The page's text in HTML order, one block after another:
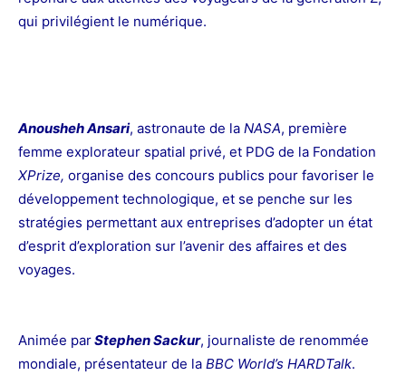
qui privilégient le numérique.
Anousheh Ansari, astronaute de la NASA, première
femme explorateur spatial privé, et PDG de la Fondation
XPrize, organise des concours publics pour favoriser le
développement technologique, et se penche sur les
stratégies permettant aux entreprises d’adopter un état
d’esprit d’exploration sur l’avenir des affaires et des
voyages.
Animée parStephen Sackur, journaliste de renommée
mondiale, présentateur de la BBC World’s HARDTalk.